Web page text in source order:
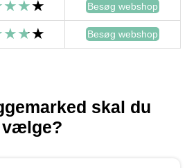
Besøg webshop
Besøg webshop
skal du
vælge?